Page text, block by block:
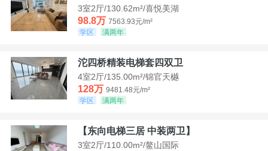
3室2厅/130.62m²/喜悦美湖
98.8万 7563.93元/m²
学区
满两年
沱四桥精装电梯套四双卫
4室2厅/135.00m²/锦官天樾
128万 9481.48元/m²
学区
满两年
【东向电梯三居 中装两卫】
3室2厅/110.00m²/鳌山国际